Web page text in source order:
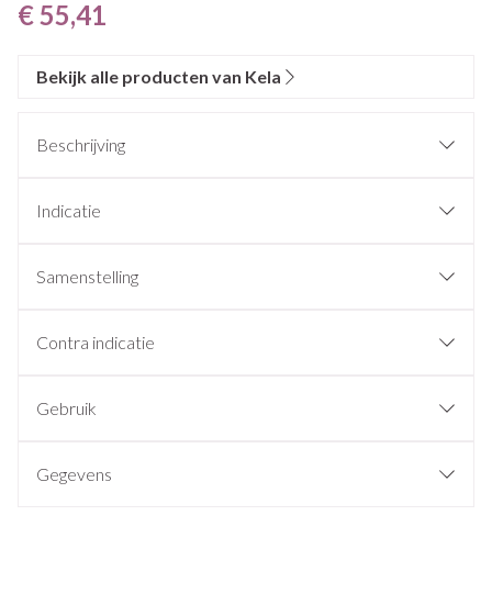
€ 55,41
Bekijk alle producten van Kela
Beschrijving
Indicatie
Samenstelling
Contra indicatie
Gebruik
Gegevens